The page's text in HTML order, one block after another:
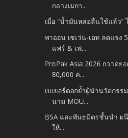
กลางเมกา...
เมื่อ “น้ำมันหล่อลื่นใช้แล้ว”
พาออน เซเว่น-เอท ลดแรง
แฟร์ & เฟ...
ProPak Asia 2026 กวาดย
80,000 ค...
เบเยอร์ตอกย้ำผู้นำนวัตกรร
นาม MOU...
BSA และพันธมิตรชั้นนำ ผ
ให้...